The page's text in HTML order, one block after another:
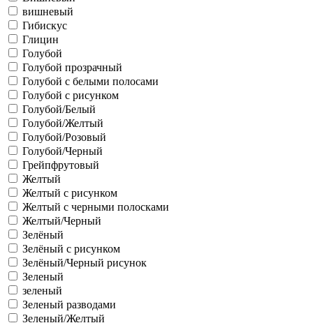
вишневый
Гибискус
Глицин
Голубой
Голубой прозрачный
Голубой с белыми полосами
Голубой с рисунком
Голубой/Белый
Голубой/Желтый
Голубой/Розовый
Голубой/Черный
Грейпфрутовый
Желтый
Желтый с рисунком
Желтый с черными полосками
Желтый/Черный
Зелёный
Зелёный с рисунком
Зелёный/Черный рисунок
Зеленый
зеленый
Зеленый разводами
Зеленый/Желтый